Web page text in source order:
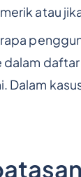
atau
Dalam